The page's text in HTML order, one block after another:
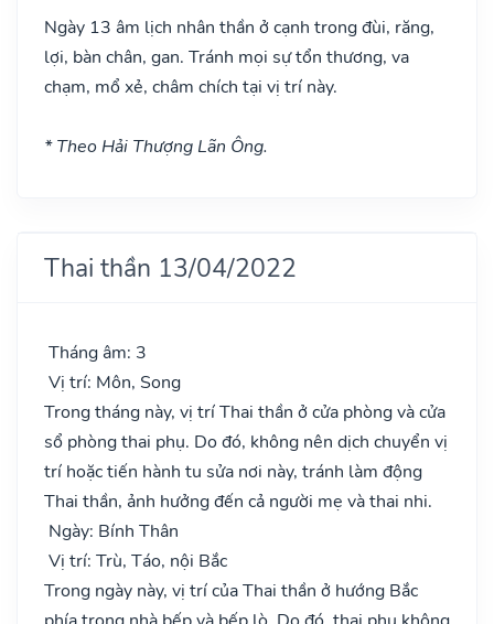
Ngày 13 âm lịch nhân thần ở cạnh trong đùi, răng,
lợi, bàn chân, gan. Tránh mọi sự tổn thương, va
chạm, mổ xẻ, châm chích tại vị trí này.
* Theo Hải Thượng Lãn Ông.
Thai thần 13/04/2022
Tháng âm: 3
Vị trí: Môn, Song
Trong tháng này, vị trí Thai thần ở cửa phòng và cửa
sổ phòng thai phụ. Do đó, không nên dịch chuyển vị
trí hoặc tiến hành tu sửa nơi này, tránh làm động
Thai thần, ảnh hưởng đến cả người mẹ và thai nhi.
Ngày: Bính Thân
Vị trí: Trù, Táo, nội Bắc
Trong ngày này, vị trí của Thai thần ở hướng Bắc